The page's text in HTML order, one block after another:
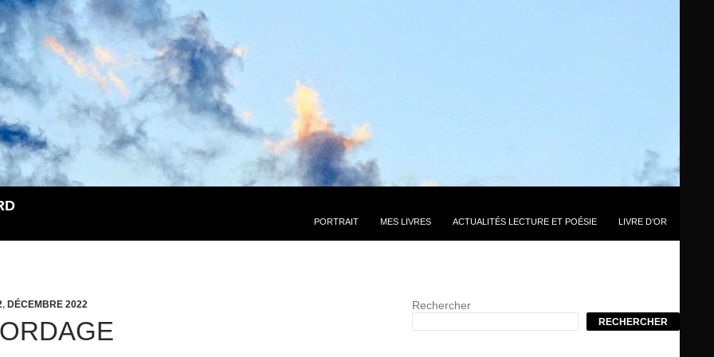
PORTRAIT MES LIVRES ACTUALITÉS LECTURE ET POÉSIE LIVRE D’OR
, DÉCEMBRE 2022 Rechercher
RECHERCHER